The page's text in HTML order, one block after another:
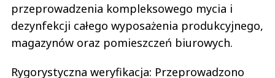
przeprowadzenia kompleksowego mycia i
dezynfekcji całego wyposażenia produkcyjnego,
magazynów oraz pomieszczeń biurowych.
Rygorystyczna weryfikacja: Przeprowadzono